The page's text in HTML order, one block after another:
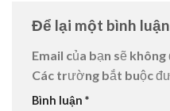
Để lại một bình luận
Email của bạn sẽ
Các trường bắt buộc
Bình luận *